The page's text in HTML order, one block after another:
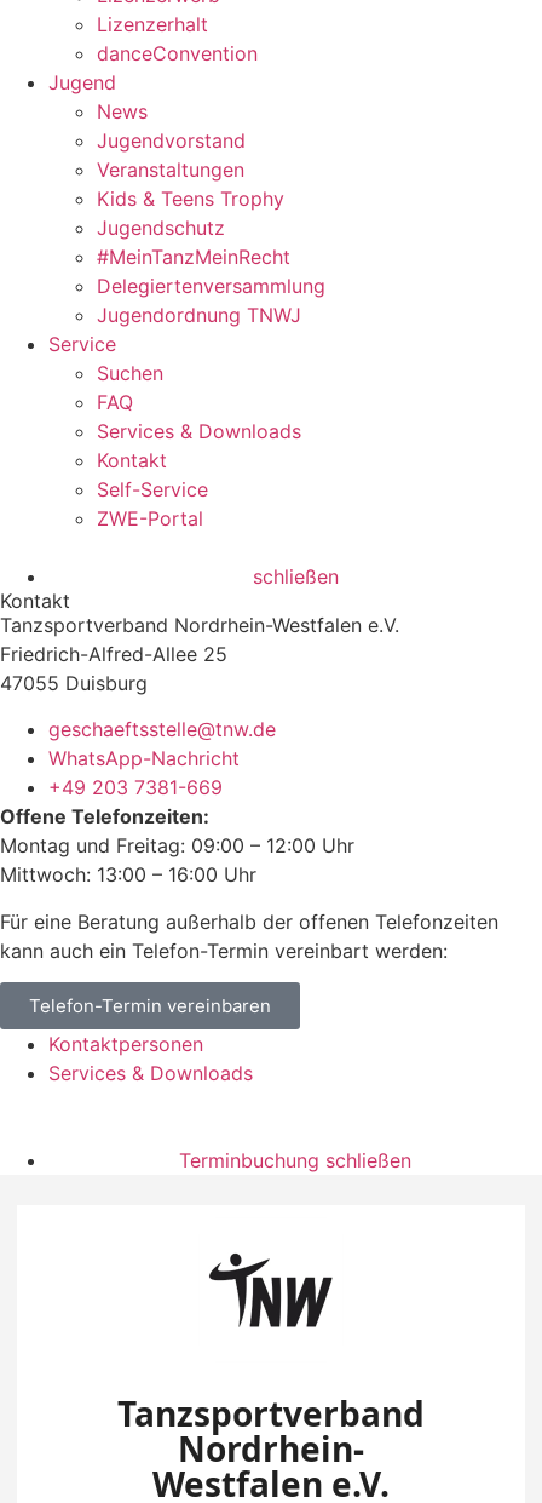
Lizenzerhalt
danceConvention
Jugend
News
Jugendvorstand
Veranstaltungen
Kids & Teens Trophy
Jugendschutz
#MeinTanzMeinRecht
Delegiertenversammlung
Jugendordnung TNWJ
Service
Suchen
FAQ
Services & Downloads
Kontakt
Self-Service
ZWE-Portal
schließen
Kontakt
Tanzsportverband Nordrhein-Westfalen e.V.
Friedrich-Alfred-Allee 25
47055 Duisburg
geschaeftsstelle@tnw.de
WhatsApp-Nachricht
+49 203 7381-669
Offene Telefonzeiten:
Montag und Freitag: 09:00 – 12:00 Uhr
Mittwoch: 13:00 – 16:00 Uhr
Für eine Beratung außerhalb der offenen Telefonzeiten
kann auch ein Telefon-Termin vereinbart werden:
Telefon-Termin vereinbaren
Kontaktpersonen
Services & Downloads
Terminbuchung schließen